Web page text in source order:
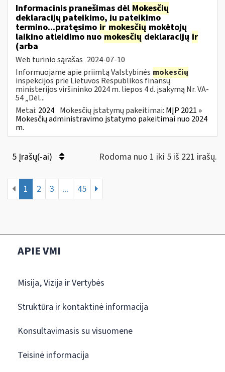
Informacinis pranešimas dėl Mokesčių
deklaracijų pateikimo, jų pateikimo
termino...pratęsimo ir mokesčių mokėtojų
laikino atleidimo nuomokesčiųdeklaracijų ir
(arba
Web turinio sąrašas 2024-07-10
Informuojame apie priimtą Valstybinės mokesčių
inspekcijos prie Lietuvos Respublikos finansų
ministerijos viršininko 2024 m. liepos 4 d. įsakymą Nr. VA-
54 „Dėl...
Metai: 2024 Mokesčių įstatymų pakeitimai: MĮP 2021 »
Mokesčių administravimo įstatymo pakeitimai nuo 2024
m.
5 Įrašų(-ai) Rodoma nuo 1 iki 5 iš 221 irašų.
1 2 3 ... 45
APIE VMI
Misija, Vizija ir Vertybės
Struktūra ir kontaktinė informacija
Konsultavimasis su visuomene
Teisinė informacija